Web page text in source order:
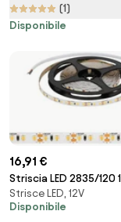
24V Colore Bianco
5.700K
(1)
Disponibile
16,91 €
Striscia LED 2835/120
IP20 5m Colore Bianco
6.000K
Strisce LED, 12V
Disponibile